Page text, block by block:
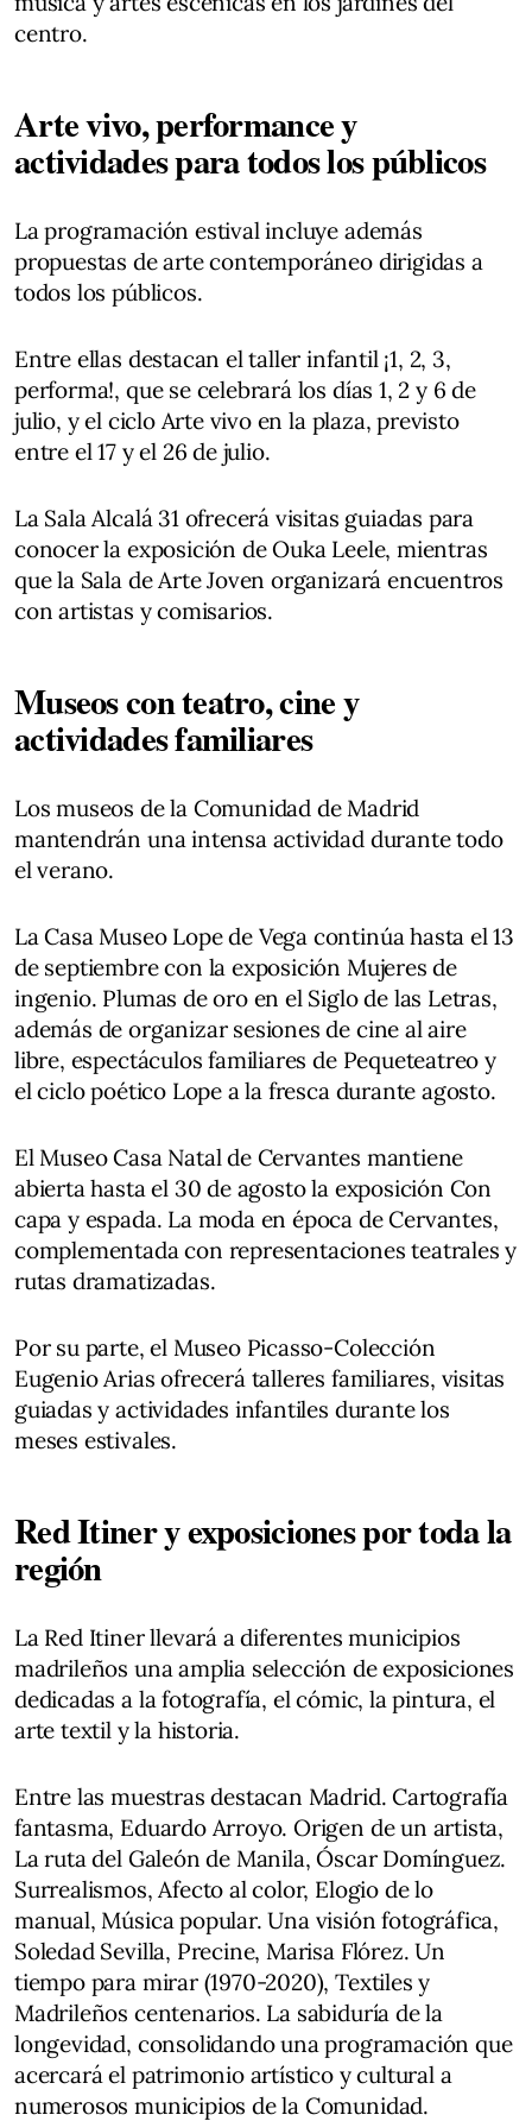
centro.
Arte vivo, performance y
actividades para todos los públicos
La programación estival incluye además
propuestas de arte contemporáneo dirigidas a
todos los públicos.
Entre ellas destacan el taller infantil ¡1, 2, 3,
performa!, que se celebrará los días 1, 2 y 6 de
julio, y el ciclo Arte vivo en la plaza, previsto
entre el 17 y el 26 de julio.
La Sala Alcalá 31 ofrecerá visitas guiadas para
conocer la exposición de Ouka Leele, mientras
que la Sala de Arte Joven organizará encuentros
con artistas y comisarios.
Museos con teatro, cine y
actividades familiares
Los museos de la Comunidad de Madrid
mantendrán una intensa actividad durante todo
el verano.
La Casa Museo Lope de Vega continúa hasta el 13
de septiembre con la exposición Mujeres de
ingenio. Plumas de oro en el Siglo de las Letras,
además de organizar sesiones de cine al aire
libre, espectáculos familiares de Pequeteatreo y
el ciclo poético Lope a la fresca durante agosto.
El Museo Casa Natal de Cervantes mantiene
abierta hasta el 30 de agosto la exposición Con
capa y espada. La moda en época de Cervantes,
complementada con representaciones teatrales y
rutas dramatizadas.
Por su parte, el Museo Picasso-Colección
Eugenio Arias ofrecerá talleres familiares, visitas
guiadas y actividades infantiles durante los
meses estivales.
Red Itiner y exposiciones por toda la
región
La Red Itiner llevará a diferentes municipios
madrileños una amplia selección de exposiciones
dedicadas a la fotografía, el cómic, la pintura, el
arte textil y la historia.
Entre las muestras destacan Madrid. Cartografía
fantasma, Eduardo Arroyo. Origen de un artista,
La ruta del Galeón de Manila, Óscar Domínguez.
Surrealismos, Afecto al color, Elogio de lo
manual, Música popular. Una visión fotográfica,
Soledad Sevilla, Precine, Marisa Flórez. Un
tiempo para mirar (1970-2020), Textiles y
Madrileños centenarios. La sabiduría de la
longevidad, consolidando una programación que
acercará el patrimonio artístico y cultural a
numerosos municipios de la Comunidad.